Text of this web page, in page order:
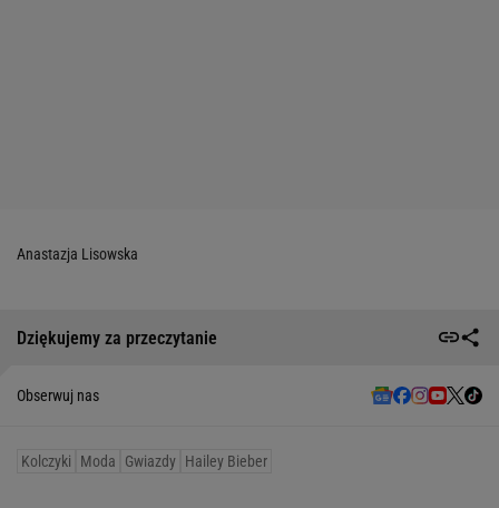
Anastazja Lisowska
Dziękujemy za przeczytanie
Obserwuj nas
Kolczyki Moda Gwiazdy Hailey Bieber